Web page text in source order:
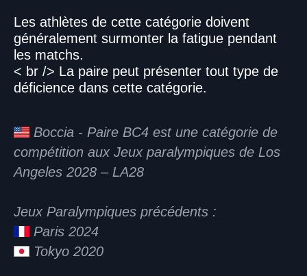
Les athlètes de cette catégorie doivent
généralement surmonter la fatigue pendant
les matchs.
< br /> La paire peut présenter tout type de
déficience dans cette catégorie.
Boccia - Paire BC4 est une catégorie de
compétition aux Jeux paralympiques de Los
Angeles 2028 – LA28
Jeux Paralympiques précédents :
Paris 2024
Tokyo 2020